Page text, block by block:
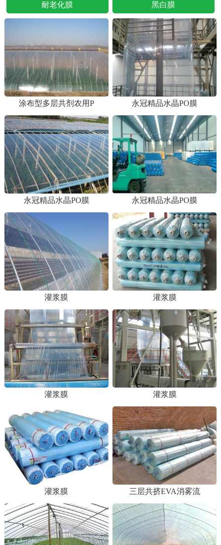
2
耐老化膜 黑白膜
涂布型多层共剂农用P 永冠精品水晶PO膜
永冠精品水晶PO膜 永冠精品水晶PO膜
灌浆膜 灌浆膜
灌浆膜 灌浆膜
灌浆膜 三层共挤EVA消雾流